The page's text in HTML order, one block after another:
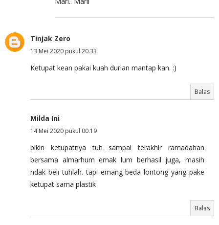
Tinjak Zero
13 Mei 2020 pukul 20.33
Ketupat kean pakai kuah durian mantap kan. :)
Balas
Milda Ini
14 Mei 2020 pukul 00.19
bikin ketupatnya tuh sampai terakhir ramadahan
bersama almarhum emak lum berhasil juga, masih
ndak beli tuhlah. tapi emang beda lontong yang pake
ketupat sama plastik
Balas